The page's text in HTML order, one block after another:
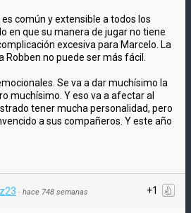
común y extensible a todos los
en que su manera de jugar no tiene
excesiva para Marcelo. La
no puede ser más fácil.
Se va a dar muchísimo la
muchísimo. Y eso va a afectar al
tener mucha personalidad, pero
a sus compañeros. Y este año
+1
· hace 748 semanas